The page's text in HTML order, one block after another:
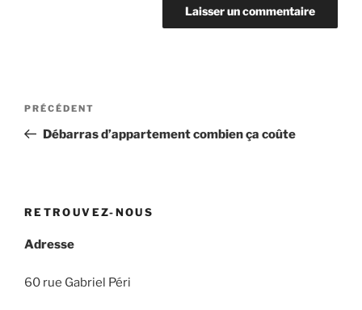
Navigation
l’article
Article
précédent
PRÉCÉDENT
Débarras d’appartement combien ça coûte
RETROUVEZ-NOUS
Adresse
60 rue Gabriel Péri